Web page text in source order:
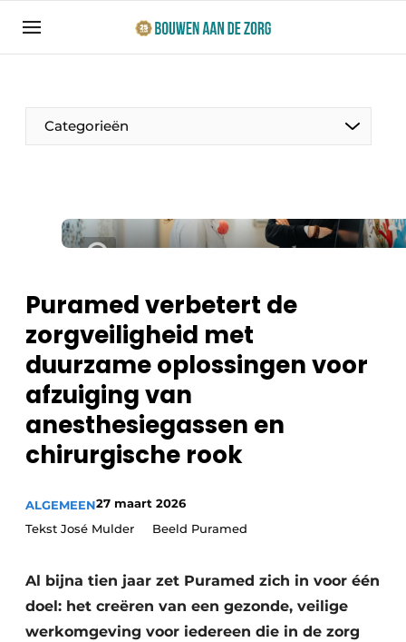
Aanmelden
Bedrijven
Bouwen aan de Zorg | Vakblad over bouw en
Direct contact
Jubileumboek
Meest gelezen
Nieuwsbrief
Podcasts
Privacy / Cookie statement
Vacatures
Categorieën
Productinformatie
Ziekenhuizen
Woonzorg & Verpleeghuizen
Privéklinieken
Laboratoria
Puramed verbetert de
zorgveiligheid met
duurzame oplossingen voor
afzuiging van
anesthesiegassen en
chirurgische rook
ALGEMEEN27 maart 2026
Tekst José Mulder Beeld Puramed
Al bijna tien jaar zet Puramed zich in voor één
doel: het creëren van een gezonde, veilige
werkomgeving voor iedereen die in de zorg